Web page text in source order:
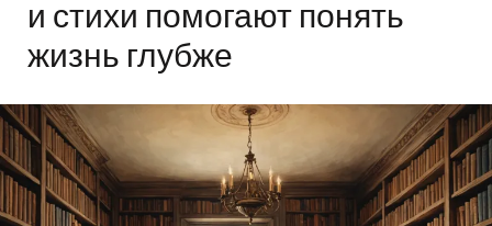
и стихи помогают понять
жизнь глубже